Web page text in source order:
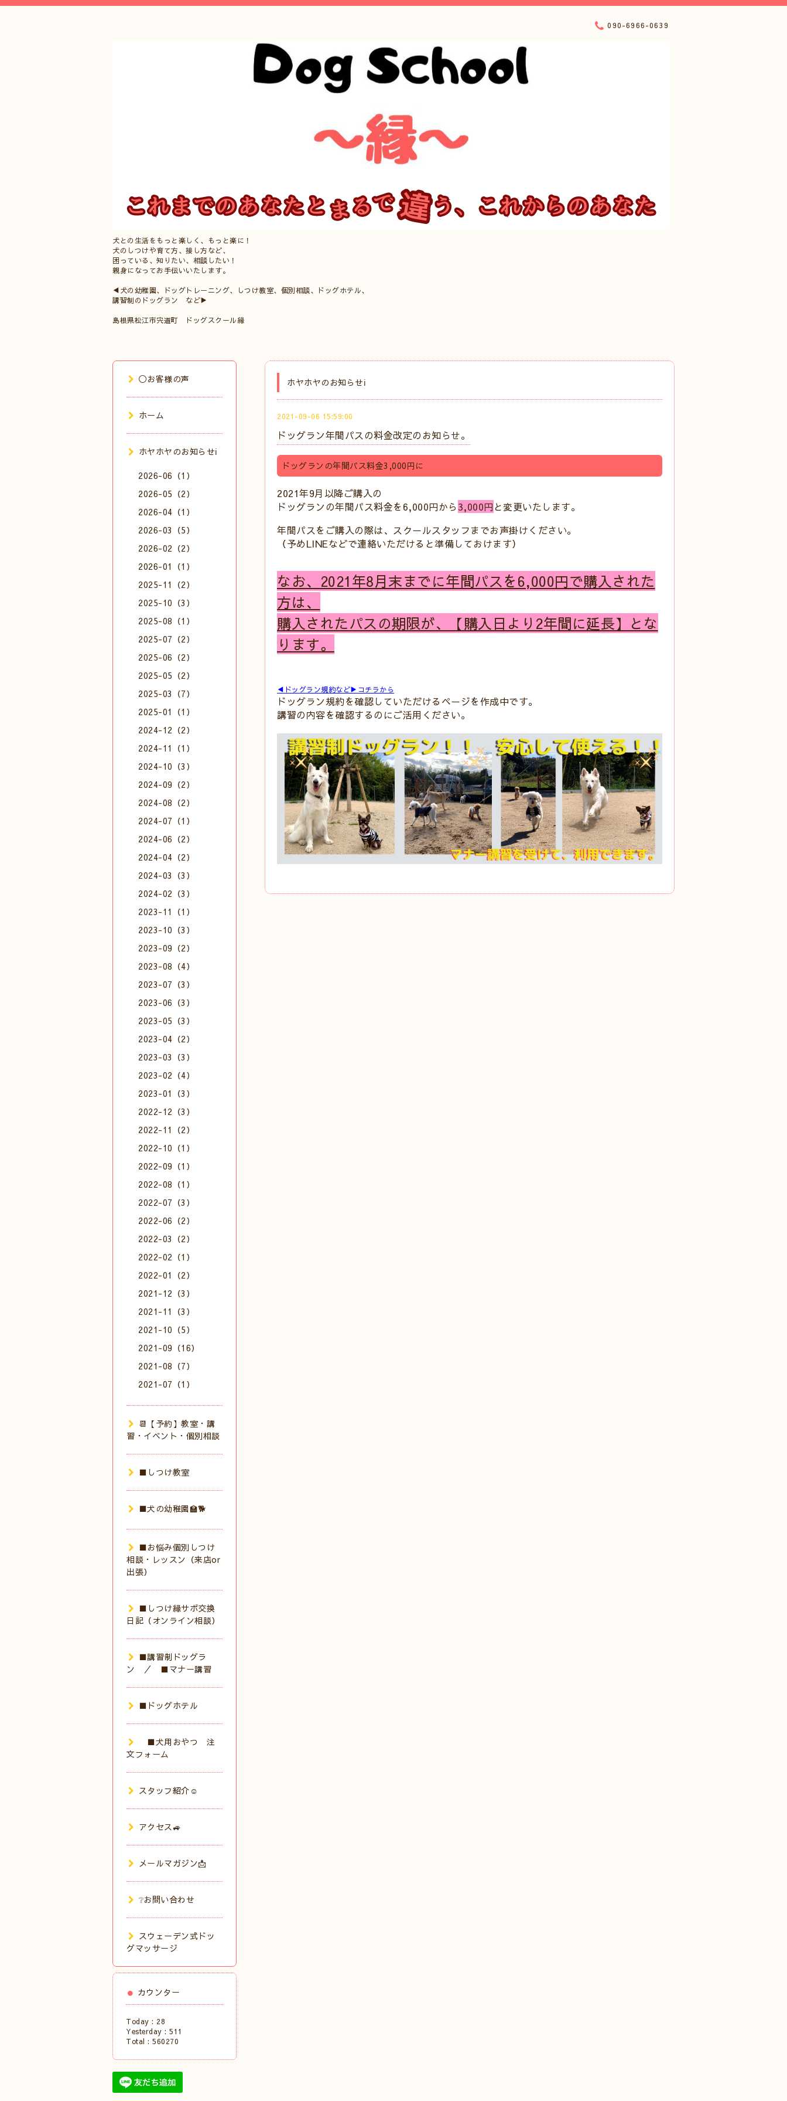
犬との生活をもっと楽しく、もっと楽に！
犬のしつけや育て方、接し方など、
困っている、知りたい、相談したい！
親身になってお手伝いいたします。
◀犬の幼稚園、ドッグトレーニング、しつけ教室、個別相談、ドッグホテル、
講習制のドッグラン など▶
島根県松江市宍道町 ドッグスクール縁
090-6966-0639
ホヤホヤのお知らせℹ️
2021-09-06 15:59:00
ドッグラン年間パスの料金改定のお知らせ。
ドッグランの年間パス料金3,000円に
2021年9月以降ご購入の
ドッグランの年間パス料金を6,000円から 3,000円と変更いたします。
年間パスをご購入の際は、スクールスタッフまでお声掛けください。
（予めLINEなどで連絡いただけると準備しておけます）
なお、2021年8月末までに年間パスを6,000円で購入された
方は、
購入されたパスの期限が、【購入日より2年間に延長】とな
ります。
◀ドッグラン規約など▶コチラから
ドッグラン規約を確認していただけるページを作成中です。
講習の内容を確認するのにご活用ください。
◯お客様の声
ホーム
ホヤホヤのお知らせℹ️
2026-06（1）
2026-05（2）
2026-04（1）
2026-03（5）
2026-02（2）
2026-01（1）
2025-11（2）
2025-10（3）
2025-08（1）
2025-07（2）
2025-06（2）
2025-05（2）
2025-03（7）
2025-01（1）
2024-12（2）
2024-11（1）
2024-10（3）
2024-09（2）
2024-08（2）
2024-07（1）
2024-06（2）
2024-04（2）
2024-03（3）
2024-02（3）
2023-11（1）
2023-10（3）
2023-09（2）
2023-08（4）
2023-07（3）
2023-06（3）
2023-05（3）
2023-04（2）
2023-03（3）
2023-02（4）
2023-01（3）
2022-12（3）
2022-11（2）
2022-10（1）
2022-09（1）
2022-08（1）
2022-07（3）
2022-06（2）
2022-03（2）
2022-02（1）
2022-01（2）
2021-12（3）
2021-11（3）
2021-10（5）
2021-09（16）
2021-08（7）
2021-07（1）
📆【予約】教室・講
習・イベント・個別相談
■しつけ教室
■犬の幼稚園🏫🐕
■お悩み個別しつけ
相談・レッスン（来店or
出張）
■しつけ縁サポ交換
日記（オンライン相談）
■講習制ドッグラ
ン ／ ■マナー講習
■ドッグホテル
■犬用おやつ 注
文フォーム
スタッフ紹介☺️
アクセス🚙
メールマガジン📩
❔お問い合わせ
スウェーデン式ドッ
グマッサージ
カウンター
Today : 28
Yesterday : 511
Total : 560270